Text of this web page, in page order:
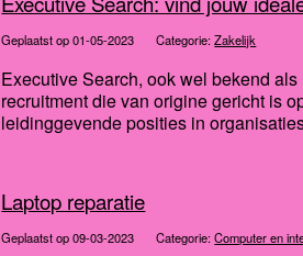
Geplaatst op 01-05-2023 Categorie:Zakelijk
Executive Search, ook wel bekend
recruitment die van origine gericht is
leidinggevende posities in
Laptop reparatie
Geplaatst op 09-03-2023 Categorie:Computer en